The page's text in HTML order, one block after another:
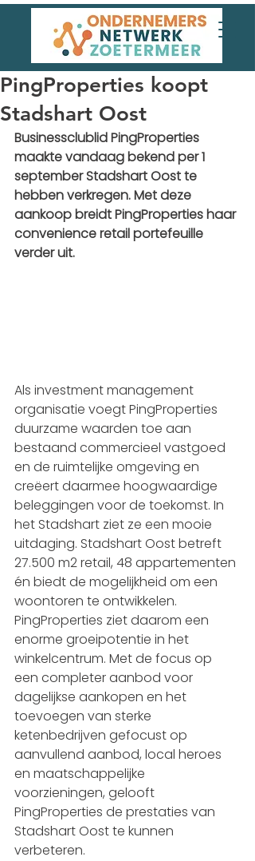
PingProperties koopt
Stadshart Oost
Businessclublid PingProperties
maakte vandaag bekend per 1
september Stadshart Oost te
hebben verkregen. Met deze
aankoop breidt PingProperties haar
convenience retail portefeuille
verder uit.
Als investment management
organisatie voegt PingProperties
duurzame waarden toe aan
bestaand commercieel vastgoed
en de ruimtelijke omgeving en
creëert daarmee hoogwaardige
beleggingen voor de toekomst. In
het Stadshart ziet ze een mooie
uitdaging. Stadshart Oost betreft
27.500 m2 retail, 48 appartementen
én biedt de mogelijkheid om een
woontoren te ontwikkelen.
PingProperties ziet daarom een
enorme groeipotentie in het
winkelcentrum. Met de focus op
een completer aanbod voor
dagelijkse aankopen en het
toevoegen van sterke
ketenbedrijven gefocust op
aanvullend aanbod, local heroes
en maatschappelijke
voorzieningen, gelooft
PingProperties de prestaties van
Stadshart Oost te kunnen
verbeteren.